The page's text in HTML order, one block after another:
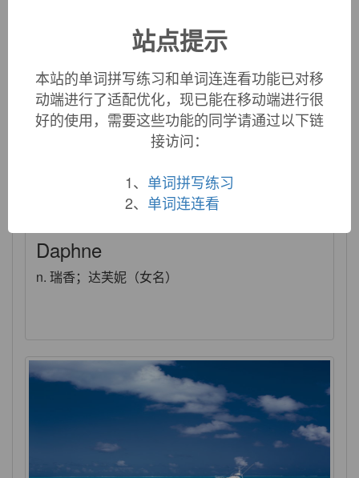
Daphne
n. 瑞香；达芙妮（女名）
站点提示
本站的单词拼写练习和单词连连看功能已对移
动端进行了适配优化，现已能在移动端进行很
好的使用，需要这些功能的同学请通过以下链
接访问：
1、 单词拼写练习
2、 单词连连看